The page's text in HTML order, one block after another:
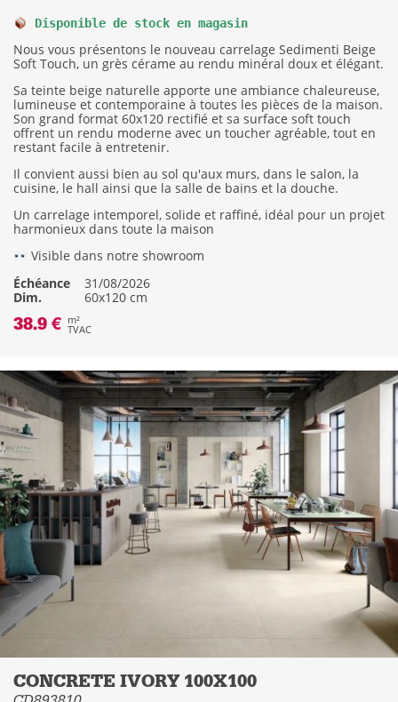
Disponible de stock en magasin
Nous vous présentons le nouveau carrelage Sedimenti Beige
Soft Touch, un grès cérame au rendu minéral doux et élégant.
Sa teinte beige naturelle apporte une ambiance chaleureuse,
lumineuse et contemporaine à toutes les pièces de la maison.
Son grand format 60x120 rectifié et sa surface soft touch
offrent un rendu moderne avec un toucher agréable, tout en
restant facile à entretenir.
Il convient aussi bien au sol qu'aux murs, dans le salon, la
cuisine, le hall ainsi que la salle de bains et la douche.
Un carrelage intemporel, solide et raffiné, idéal pour un projet
harmonieux dans toute la maison
Visible dans notre showroom
Échéance
31/08/2026
Dim.
60x120 cm
38.9 € m²
TVAC
CONCRETE IVORY 100X100